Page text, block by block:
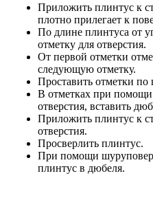
Приложить плинтус к
плотно прилегает к
По длине плинтуса от
отметку для отверстия.
От первой отметки
следующую отметку.
Проставить отметки
В отметках при помощи
отверстия, вставить
Приложить плинтус к
отверстия.
Просверлить плинтус.
При помощи
плинтус в дюбеля.